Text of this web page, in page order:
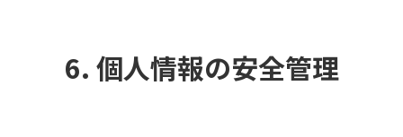
6. 個人情報の安全管理